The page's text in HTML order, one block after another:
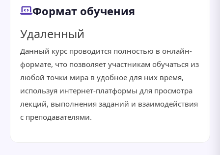
Формат обучения
Удаленный
Данный курс проводится полностью в онлайн-
формате, что позволяет участникам обучаться из
любой точки мира в удобное для них время,
используя интернет-платформы для просмотра
лекций, выполнения заданий и взаимодействия
с преподавателями.